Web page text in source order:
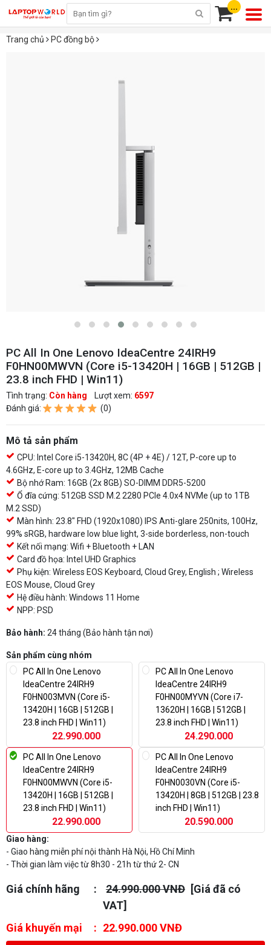
...
Trang chủ PC đồng bộ
PC All In One Lenovo IdeaCentre 24IRH9
F0HN00MWVN (Core i5-13420H | 16GB | 512GB |
23.8 inch FHD | Win11)
Tình trạng: Còn hàng Lượt xem: 6597
Đánh giá:
(0)
Mô tả sản phẩm
CPU: Intel Core i5-13420H, 8C (4P + 4E) / 12T, P-core up to
4.6GHz, E-core up to 3.4GHz, 12MB Cache
Bộ nhớ Ram: 16GB (2x 8GB) SO-DIMM DDR5-5200
Ổ đĩa cứng: 512GB SSD M.2 2280 PCIe 4.0x4 NVMe (up to 1TB
M.2 SSD)
Màn hình: 23.8" FHD (1920x1080) IPS Anti-glare 250nits, 100Hz,
99% sRGB, hardware low blue light, 3-side borderless, non-touch
Kết nối mạng: Wifi + Bluetooth + LAN
Card đồ họa: Intel UHD Graphics
Phụ kiện: Wireless EOS Keyboard, Cloud Grey, English ; Wireless
EOS Mouse, Cloud Grey
Hệ điều hành: Windows 11 Home
NPP: PSD
Bảo hành: 24 tháng (Bảo hành tận nơi)
Sản phẩm cùng nhóm
PC All In One Lenovo
IdeaCentre 24IRH9
F0HN003MVN (Core i5-
13420H | 16GB | 512GB |
23.8 inch FHD | Win11)
22.990.000
PC All In One Lenovo
IdeaCentre 24IRH9
F0HN00MYVN (Core i7-
13620H | 16GB | 512GB |
23.8 inch FHD | Win11)
24.290.000
PC All In One Lenovo
IdeaCentre 24IRH9
F0HN00MWVN (Core i5-
13420H | 16GB | 512GB |
23.8 inch FHD | Win11)
22.990.000
PC All In One Lenovo
IdeaCentre 24IRH9
F0HN0030VN (Core i5-
13420H | 8GB | 512GB | 23.8
inch FHD | Win11)
20.590.000
Giao hàng:
- Giao hàng miễn phí nội thành Hà Nội, Hồ Chí Minh
- Thời gian làm việc từ 8h30 - 21h từ thứ 2- CN
Giá chính hãng 24.990.000 VNĐ [Giá đã có
VAT]
Giá khuyến mại
22.990.000 VNĐ